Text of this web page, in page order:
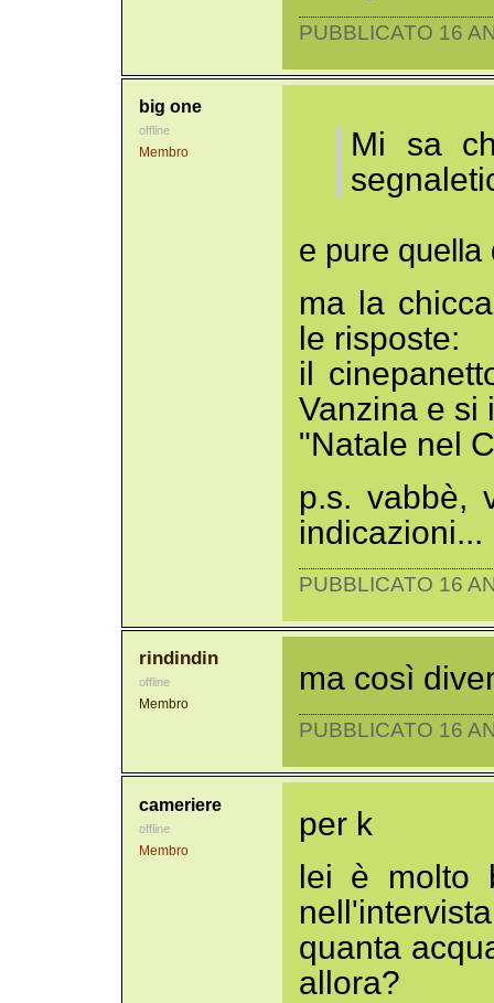
PUBBLICATO 16
big one
offline
Membro
Mi sa
e pure quella
ma la
le risposte:
il
Vanzina e si
"Natale nel
p.s. vabbè,
indicazioni...
PUBBLICATO 16
rindindin
offline
Membro
ma così
PUBBLICATO 16
cameriere
offline
Membro
per k
lei è molto
quanta
allora?